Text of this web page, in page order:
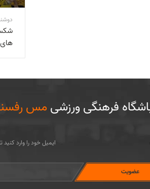
دوشنبه 03
مس فرهنگی ورزشی
ایمیل خود را وارد